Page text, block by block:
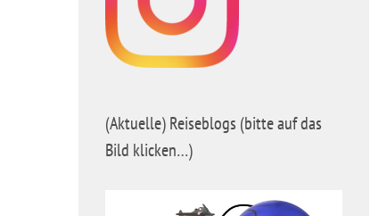
(Aktuelle) Reiseblogs (bitte auf das
Bild klicken…)